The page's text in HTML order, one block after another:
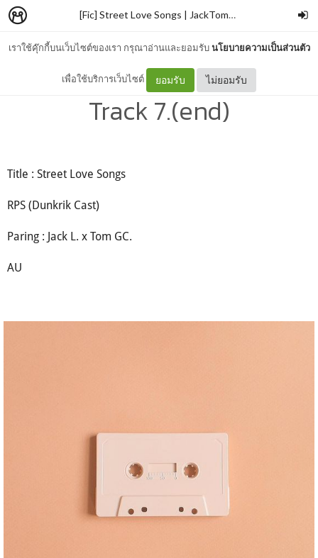
เราใช้คุ๊กกี้บนเว็บไซต์ของเรา กรุณาอ่านและยอมรับนโยบายความเป็นส่วนตัว
เพื่อใช้บริการเว็บไซต์ ยอมรับ ไม่ยอมรับ
[Fic] Street Love Songs | JackTomGC
[Fic] Street Love Songs |
Track 7.(end)
Title : Street Love Songs
RPS (Dunkrik Cast)
Paring : Jack L. x Tom GC.
AU